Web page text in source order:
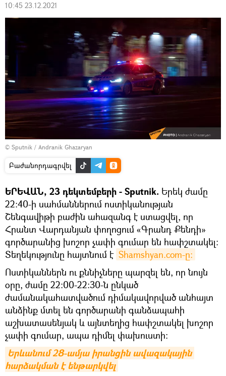
10:45 23.12.2021
© Sputnik / Andranik Ghazaryan
Բաժանորդագրվել
ԵՐԵՎԱՆ, 23 դեկտեմբերի - Sputnik. Երեկ ժամը
22։40-ի սահմաններում ոստիկանության
Շենգավիթի բաժին ահազանգ է ստացվել, որ
Հրանտ Վարդանյան փողոցում «Գրանդ Քենդի»
գործարանից խոշոր չափի գումար են հափշտակել։
Տեղեկությունը հայտնում է Shamshyan.com-ը։
Ոստիկաններն ու քննիչները պարզել են, որ նույն
օրը, ժամը 22։00-22։30-ն ընկած
ժամանակահատվածում դիմակավորված անհայտ
անձինք մտել են գործարանի գանձապահի
աշխատասենյակ և այնտեղից հափշտակել խոշոր
չափի գումար, ապա դիմել փախուստի։
Երևանում 28-ամյա իրանցին ավազակային
հարձակման է ենթարկվել